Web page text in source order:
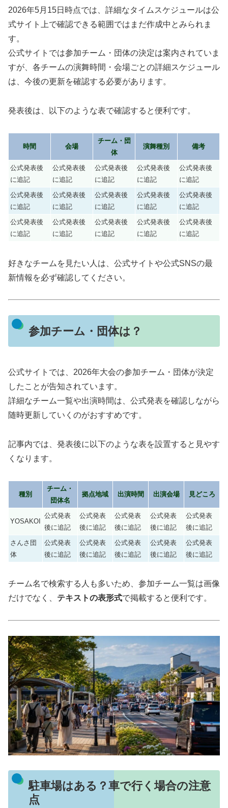
2026年5月15日時点では、詳細なタイムスケジュールは公
式サイト上で確認できる範囲ではまだ作成中とみられま
す。
公式サイトでは参加チーム・団体の決定は案内されていま
すが、各チームの演舞時間・会場ごとの詳細スケジュール
は、今後の更新を確認する必要があります。
発表後は、以下のような表で確認すると便利です。
時間 会場
チーム・団
体
演舞種別 備考
公式発表後
に追記
公式発表後
に追記
公式発表後
に追記
公式発表後
に追記
公式発表後
に追記
公式発表後
に追記
公式発表後
に追記
公式発表後
に追記
公式発表後
に追記
公式発表後
に追記
公式発表後
に追記
公式発表後
に追記
公式発表後
に追記
公式発表後
に追記
公式発表後
に追記
好きなチームを見たい人は、公式サイトや公式SNSの最
新情報を必ず確認してください。
参加チーム・団体は？
公式サイトでは、2026年大会の参加チーム・団体が決定
したことが告知されています。
詳細なチーム一覧や出演時間は、公式発表を確認しながら
随時更新していくのがおすすめです。
記事内では、発表後に以下のような表を設置すると見やす
くなります。
種別
チーム・
団体名
拠点地域 出演時間 出演会場 見どころ
YOSAKOI
公式発表
後に追記
公式発表
後に追記
公式発表
後に追記
公式発表
後に追記
公式発表
後に追記
さんさ団
体
公式発表
後に追記
公式発表
後に追記
公式発表
後に追記
公式発表
後に追記
公式発表
後に追記
チーム名で検索する人も多いため、参加チーム一覧は画像
だけでなく、 テキストの表形式で掲載すると便利です。
駐車場はある？車で行く場合の注意
点